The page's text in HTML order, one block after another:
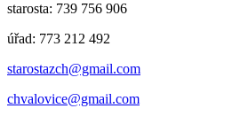
starosta: 739 756 906
úřad: 773 212 492
​​​​starostazch@gmail.com
​​​​chvalovice@gmail.com